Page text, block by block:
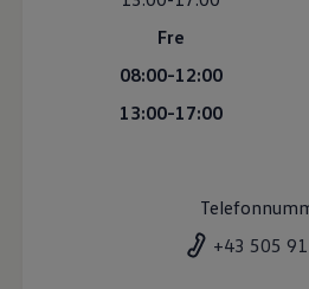
Fre
08:00-12:00
13:00-17:00
+43 505
VW Cookie-Richtlinien